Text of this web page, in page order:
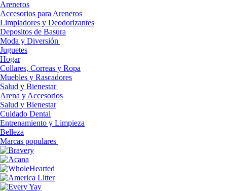
Areneros
Accesorios para Areneros
Limpiadores y Deodorizantes
Depositos de Basura
Moda y Diversión
Juguetes
Hogar
Collares, Correas y Ropa
Muebles y Rascadores
Salud y Bienestar
Arena y Accesorios
Salud y Bienestar
Cuidado Dental
Entrenamiento y Limpieza
Belleza
Marcas populares